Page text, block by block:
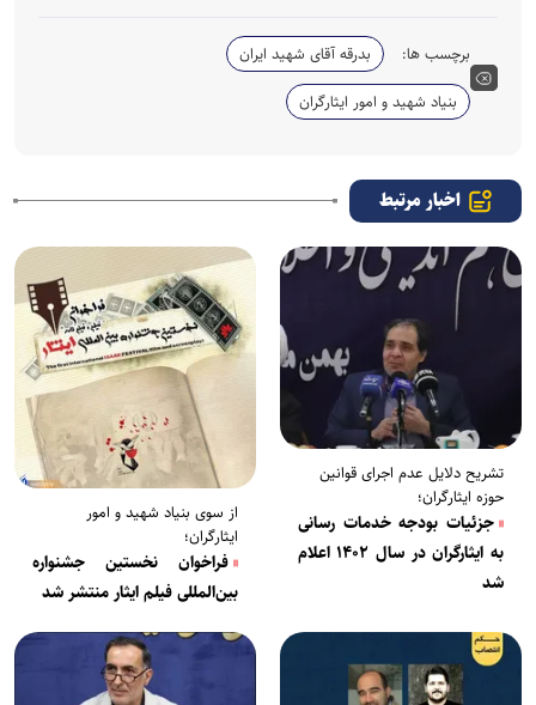
برچسب ها:
بدرقه آقای شهید ایران
بنیاد شهید و امور ایثارگران
اخبار مرتبط
تشریح دلایل عدم اجرای قوانین
حوزه ایثارگران؛
جزئیات بودجه خدمات رسانی
به ایثارگران در سال ۱۴۰۲ اعلام
شد
از سوی بنیاد شهید و امور
ایثارگران؛
فراخوان نخستین جشنواره
بین‌المللی فیلم ایثار منتشر شد